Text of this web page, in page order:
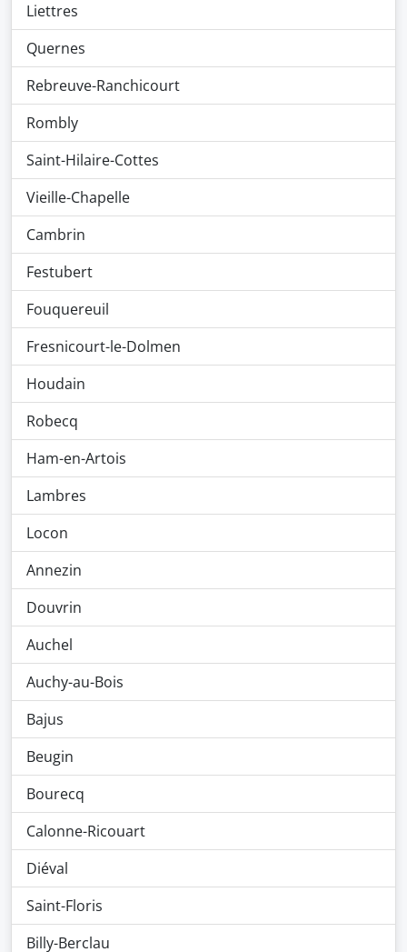
Liettres
Quernes
Rebreuve-Ranchicourt
Rombly
Saint-Hilaire-Cottes
Vieille-Chapelle
Cambrin
Festubert
Fouquereuil
Fresnicourt-le-Dolmen
Houdain
Robecq
Ham-en-Artois
Lambres
Locon
Annezin
Douvrin
Auchel
Auchy-au-Bois
Bajus
Beugin
Bourecq
Calonne-Ricouart
Diéval
Saint-Floris
Billy-Berclau